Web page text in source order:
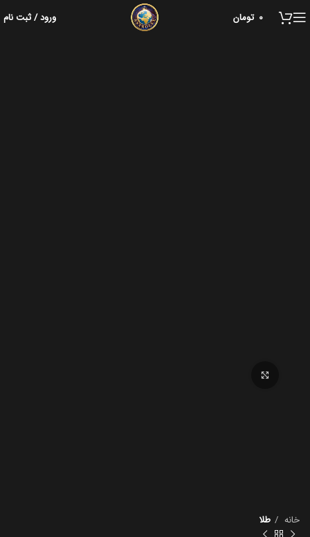
0 تومان ورود / ثبت نام
خانه طلا